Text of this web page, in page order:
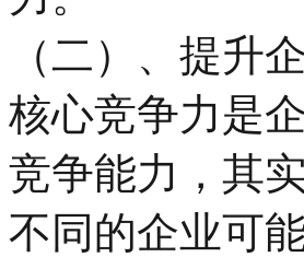
（二）、提升
核心竞争力是
竞争能力，其
不同的企业可